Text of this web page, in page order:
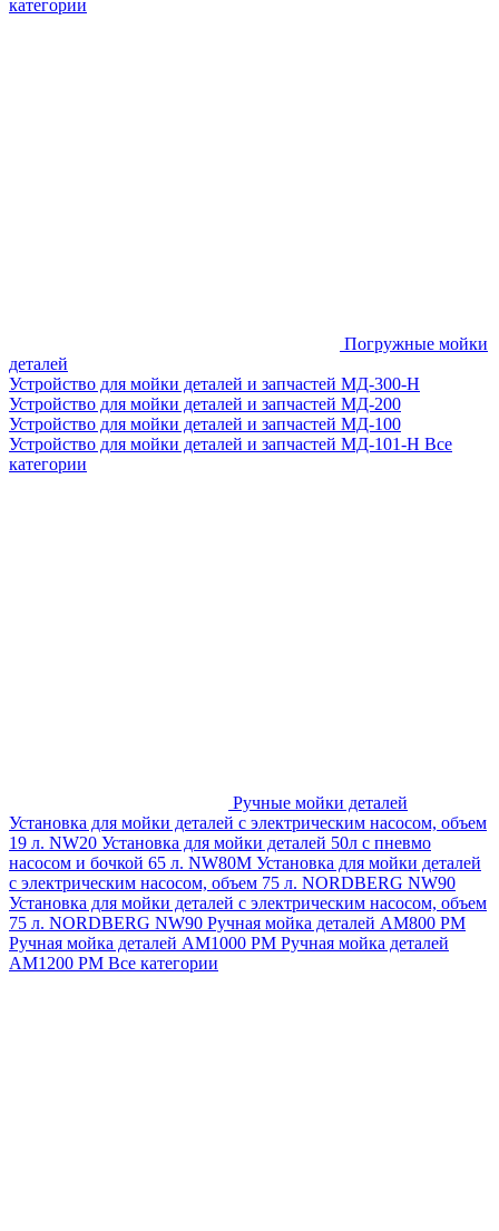
категории
Погружные мойки
деталей
Устройство для мойки деталей и запчастей МД-300-H
Устройство для мойки деталей и запчастей МД-200
Устройство для мойки деталей и запчастей МД-100
Устройство для мойки деталей и запчастей МД-101-Н Все
категории
Ручные мойки деталей
Установка для мойки деталей с электрическим насосом, объем
19 л. NW20 Установка для мойки деталей 50л с пневмо
насосом и бочкой 65 л. NW80M Установка для мойки деталей
с электрическим насосом, объем 75 л. NORDBERG NW90
Установка для мойки деталей с электрическим насосом, объем
75 л. NORDBERG NW90 Ручная мойка деталей АМ800 РМ
Ручная мойка деталей АМ1000 РМ Ручная мойка деталей
АМ1200 РМ Все категории